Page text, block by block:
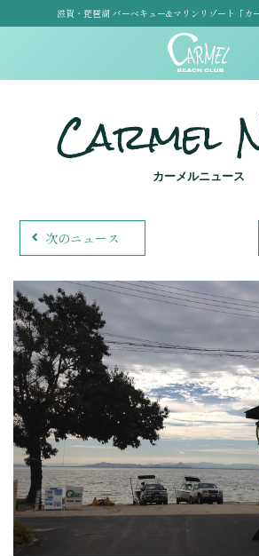
滋賀・琵琶湖 バーベキュー&マリンリゾート「カ
Carmel
カーメルニュース
次のニュース